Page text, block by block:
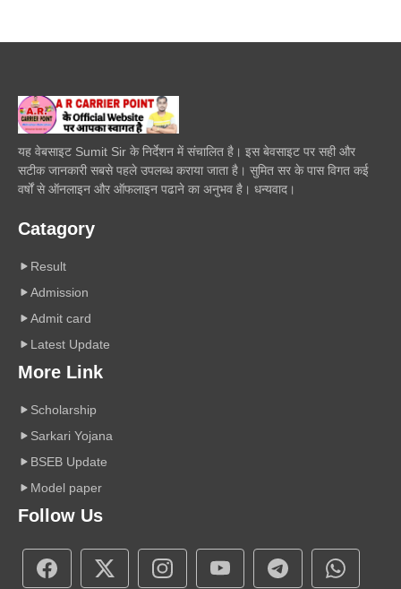
यह वेबसाइट Sumit Sir के निर्देशन में संचालित है। इस बेवसाइट पर सही और
सटीक जानकारी सबसे पहले उपलब्ध कराया जाता है। सुमित सर के पास विगत कई
वर्षों से ऑनलाइन और ऑफलाइन पढाने का अनुभव है। धन्यवाद।
Catagory
Result
Admission
Admit card
Latest Update
More Link
Scholarship
Sarkari Yojana
BSEB Update
Model paper
Follow Us